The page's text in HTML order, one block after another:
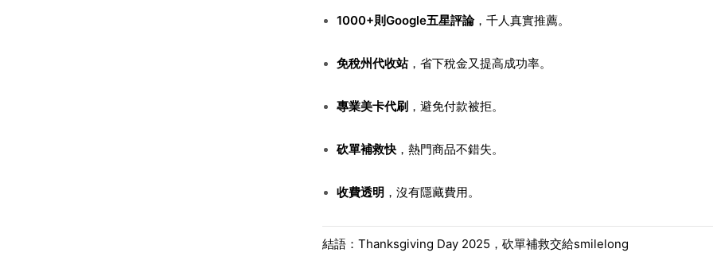
1000+則Google五星評論，千人真實推薦。
免稅州代收站，省下稅金又提高成功率。
專業美卡代刷，避免付款被拒。
砍單補救快，熱門商品不錯失。
收費透明 ，沒有隱藏費用。
結語：Thanksgiving Day 2025，砍單補救交給smilelong